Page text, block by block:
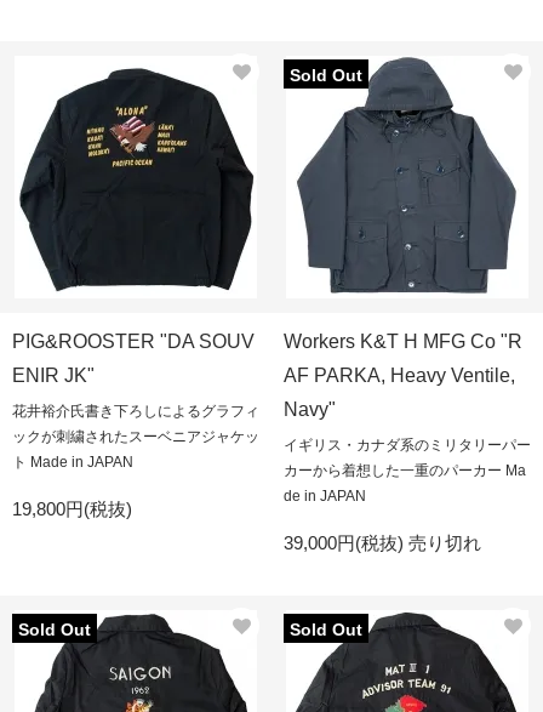
PIG&ROOSTER "DA SOUV
ENIR JK"
花井裕介氏書き下ろしによるグラフィ
ックが刺繍されたスーベニアジャケッ
ト Made in JAPAN
19,800円(税抜)
Sold Out
Workers K&T H MFG Co "R
AF PARKA, Heavy Ventile,
Navy"
イギリス・カナダ系のミリタリーパー
カーから着想した一重のパーカー Ma
de in JAPAN
39,000円(税抜) 売り切れ
Sold Out Sold Out